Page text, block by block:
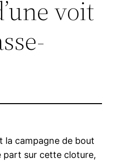
voit
la campagne de bout
part sur cette cloture,